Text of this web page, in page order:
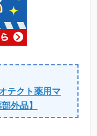
テクト薬用マ
外品】